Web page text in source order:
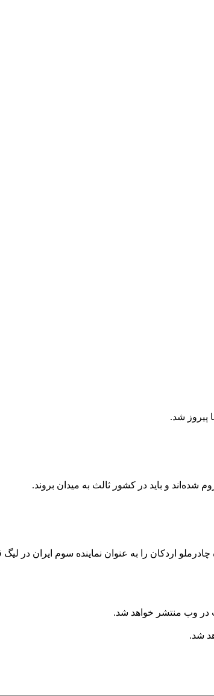
پیروز شد.
شده‌اند و باید در کشور ثالث به میدان بروند.
اردکان را به عنوان نماینده سوم ایران در
در وب منتشر خواهد شد.
شد.